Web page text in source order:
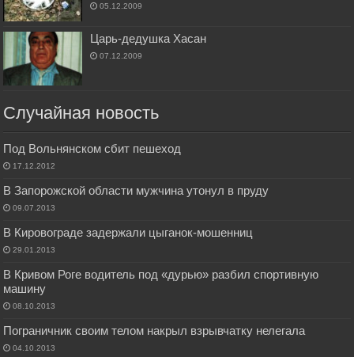
05.12.2009
Царь-дедушка Хасан
07.12.2009
Случайная новость
Под Вольнянском сбит пешеход
17.12.2012
В Запорожской области мужчина утонул в пруду
09.07.2013
В Кировограде задержали цыганок-мошенниц
29.01.2013
В Кривом Роге водитель под «дурью» разбил спортивную
машину
08.10.2013
Пограничник своим телом накрыл взрывчатку нелегала
04.10.2013